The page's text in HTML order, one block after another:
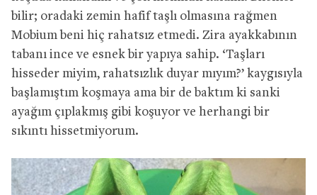
bilir; oradaki zemin hafif taşlı olmasına rağmen
Mobium beni hiç rahatsız etmedi. Zira ayakkabının
tabanı ince ve esnek bir yapıya sahip. ‘Taşları
hisseder miyim, rahatsızlık duyar mıyım?’ kaygısıyla
başlamıştım koşmaya ama bir de baktım ki sanki
ayağım çıplakmış gibi koşuyor ve herhangi bir
sıkıntı hissetmiyorum.